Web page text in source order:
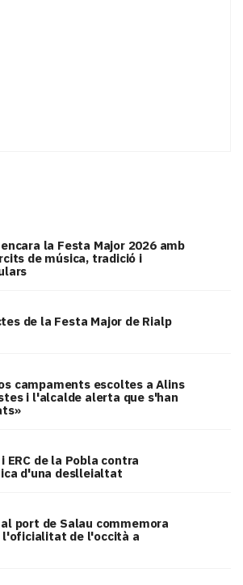
encara la Festa Major 2026 amb
de música, tradició i
de la Festa Major de Rialp
campaments escoltes a Alins
i l'alcalde alerta que s'han
ERC de la Pobla contra
d'una deslleialtat
port de Salau commemora
l'oficialitat de l'occità a